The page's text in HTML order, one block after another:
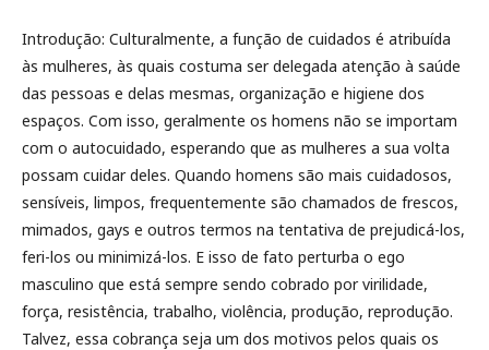
Introdução: Culturalmente, a função de cuidados é atribuída
às mulheres, às quais costuma ser delegada atenção à saúde
das pessoas e delas mesmas, organização e higiene dos
espaços. Com isso, geralmente os homens não se importam
com o autocuidado, esperando que as mulheres a sua volta
possam cuidar deles. Quando homens são mais cuidadosos,
sensíveis, limpos, frequentemente são chamados de frescos,
mimados, gays e outros termos na tentativa de prejudicá-los,
feri-los ou minimizá-los. E isso de fato perturba o ego
masculino que está sempre sendo cobrado por virilidade,
força, resistência, trabalho, violência, produção, reprodução.
Talvez, essa cobrança seja um dos motivos pelos quais os